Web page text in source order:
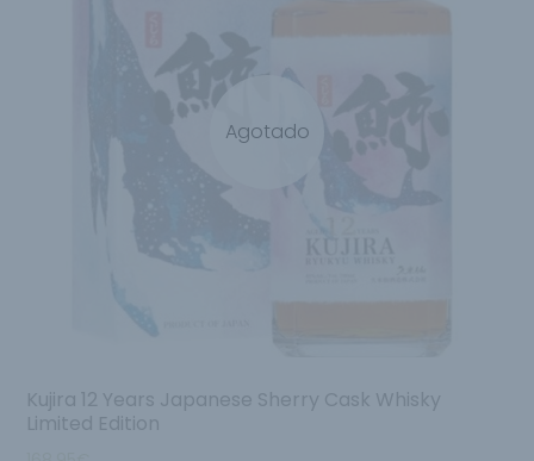
Agotado
Kujira 12 Years Japanese Sherry Cask Whisky
Limited Edition